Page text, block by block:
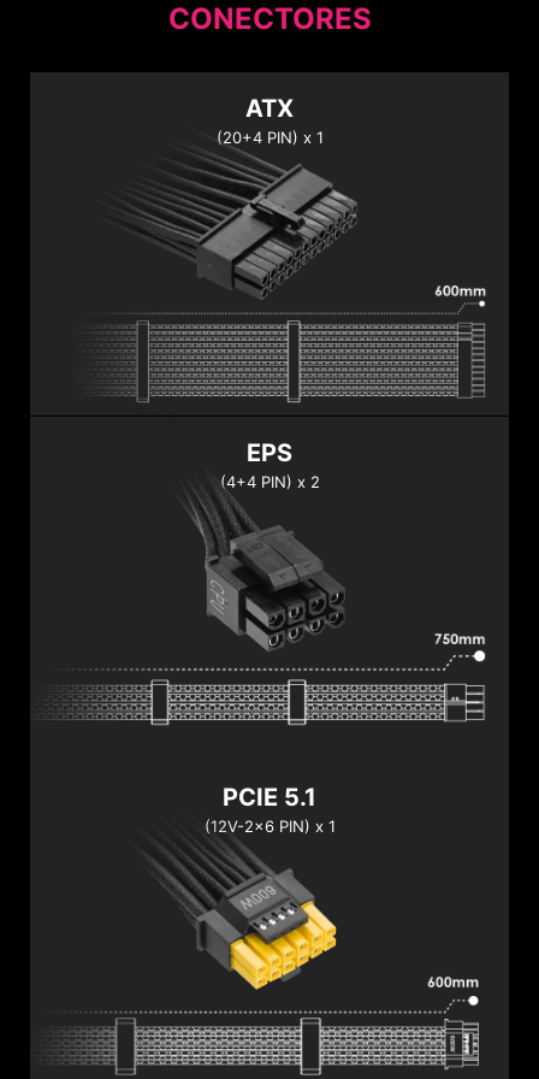
4
CONECTORES
ATX
(20+4 PIN) x 1
EPS
(4+4 PIN) x 2
PCIE 5.1
(12V-2x6 PIN) x 1
2
4